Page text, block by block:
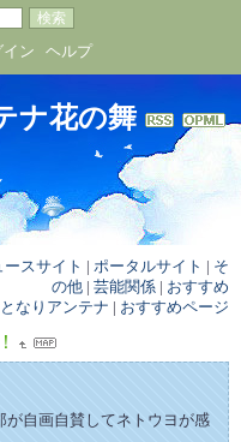
イン ヘルプ
ナ花の舞
ースサイト | ポータルサイト | そ
の他 | 芸能関係 | おすすめ
なりアンテナ | おすすめページ
が自画自賛してネトウヨが感